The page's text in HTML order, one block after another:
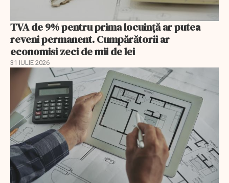
TVA de 9% pentru prima locuință ar putea
reveni permanent. Cumpărătorii ar
economisi zeci de mii de lei
31 IULIE 2026